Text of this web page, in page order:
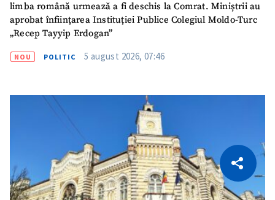
Copiază Link
limba română urmează a fi deschis la Comrat. Miniștrii au
aprobat înființarea Instituției Publice Colegiul Moldo-Turc
„Recep Tayyip Erdogan”
NOU POLITIC 5 august 2026, 07:46
Citește articolul
CITEȘTE